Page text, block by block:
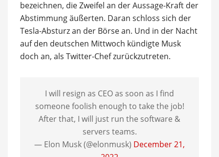
bezeichnen, die Zweifel an der Aussage-Kraft der
Abstimmung äußerten. Daran schloss sich der
Tesla-Absturz an der Börse an. Und in der Nacht
auf den deutschen Mittwoch kündigte Musk
doch an, als Twitter-Chef zurückzutreten.
I will resign as CEO as soon as I find
someone foolish enough to take the job!
After that, I will just run the software &
servers teams.
— Elon Musk (@elonmusk) December 21,